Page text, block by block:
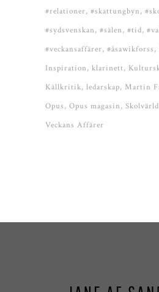
#relationer #skattungbyn
#sydsvenskan #sälen #tid
#veckansaffärer #åsawikforss
Inspiration klarinett
Källkritik ledarskap Martin
Opus Opus magasin
Veckans Affärer